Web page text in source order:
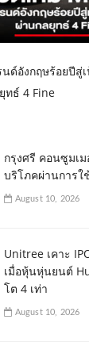
ด์อังกฤษร้อยปีสู่
ทธ์ 4 Fine
กรุงศรี คอนซูมเ
บริโภคผ่านการใ
August 10, 2026
Unitree เคาะ
เมื่อหุ้นหุ่นยนต์
โต 4 เท่า
August 10, 2026